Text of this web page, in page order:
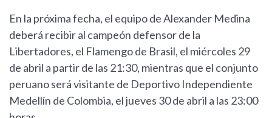
En la próxima fecha, el equipo de Alexander Medina
deberá recibir al campeón defensor de la
Libertadores, el Flamengo de Brasil, el miércoles 29
de abril a partir de las 21:30, mientras que el conjunto
peruano será visitante de Deportivo Independiente
Medellín de Colombia, el jueves 30 de abril a las 23:00